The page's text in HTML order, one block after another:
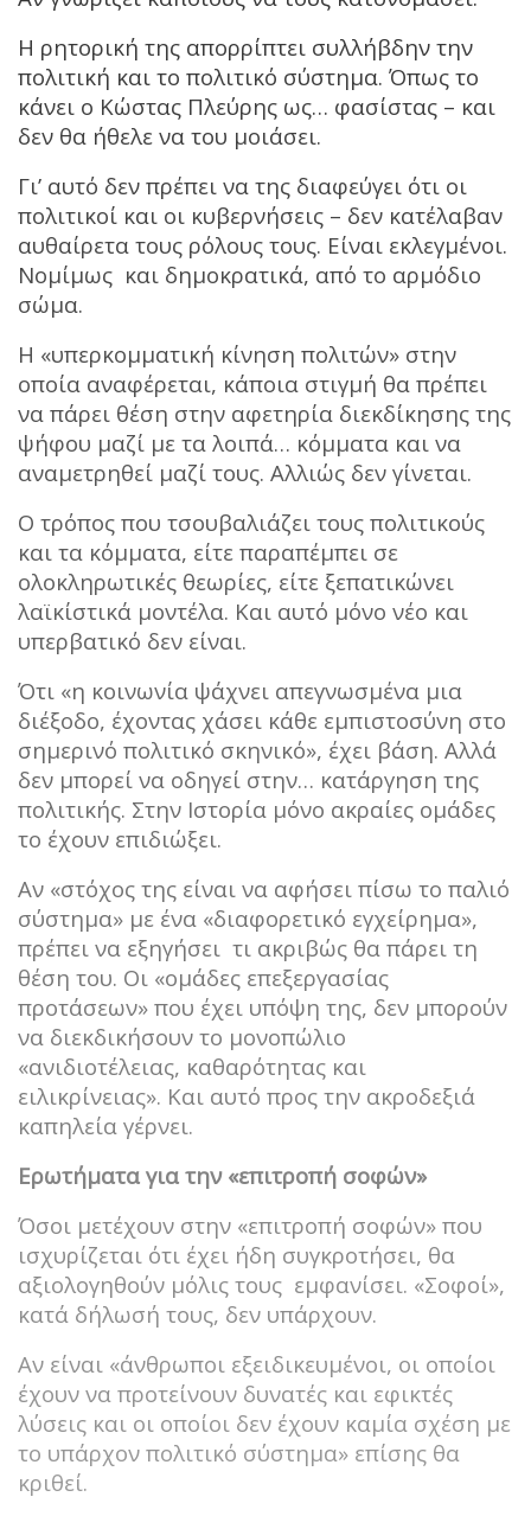
Η ρητορική της απορρίπτει συλλήβδην την
πολιτική και το πολιτικό σύστημα. Όπως το
κάνει ο Κώστας Πλεύρης ως… φασίστας – και
δεν θα ήθελε να του μοιάσει.
Γι’ αυτό δεν πρέπει να της διαφεύγει ότι οι
πολιτικοί και οι κυβερνήσεις – δεν κατέλαβαν
αυθαίρετα τους ρόλους τους. Είναι εκλεγμένοι.
Νομίμως και δημοκρατικά, από το αρμόδιο
σώμα.
Η «υπερκομματική κίνηση πολιτών» στην
οποία αναφέρεται, κάποια στιγμή θα πρέπει
να πάρει θέση στην αφετηρία διεκδίκησης της
ψήφου μαζί με τα λοιπά… κόμματα και να
αναμετρηθεί μαζί τους. Αλλιώς δεν γίνεται.
Ο τρόπος που τσουβαλιάζει τους πολιτικούς
και τα κόμματα, είτε παραπέμπει σε
ολοκληρωτικές θεωρίες, είτε ξεπατικώνει
λαϊκίστικά μοντέλα. Και αυτό μόνο νέο και
υπερβατικό δεν είναι.
Ότι «η κοινωνία ψάχνει απεγνωσμένα μια
διέξοδο, έχοντας χάσει κάθε εμπιστοσύνη στο
σημερινό πολιτικό σκηνικό», έχει βάση. Αλλά
δεν μπορεί να οδηγεί στην… κατάργηση της
πολιτικής. Στην Ιστορία μόνο ακραίες ομάδες
το έχουν επιδιώξει.
Αν «στόχος της είναι να αφήσει πίσω το παλιό
σύστημα» με ένα «διαφορετικό εγχείρημα»,
πρέπει να εξηγήσει τι ακριβώς θα πάρει τη
θέση του. Οι «ομάδες επεξεργασίας
προτάσεων» που έχει υπόψη της, δεν μπορούν
να διεκδικήσουν το μονοπώλιο
«ανιδιοτέλειας, καθαρότητας και
ειλικρίνειας». Και αυτό προς την ακροδεξιά
καπηλεία γέρνει.
Ερωτήματα για την «επιτροπή σοφών»
Όσοι μετέχουν στην «επιτροπή σοφών» που
ισχυρίζεται ότι έχει ήδη συγκροτήσει, θα
αξιολογηθούν μόλις τους εμφανίσει. «Σοφοί»,
κατά δήλωσή τους, δεν υπάρχουν.
Αν είναι «άνθρωποι εξειδικευμένοι, οι οποίοι
έχουν να προτείνουν δυνατές και εφικτές
λύσεις και οι οποίοι δεν έχουν καμία σχέση με
το υπάρχον πολιτικό σύστημα» επίσης θα
κριθεί.